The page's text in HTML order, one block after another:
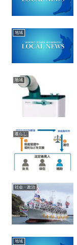
地域
地域
暮らし
社会・政治
地域